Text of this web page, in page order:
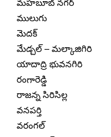
మహబూబ్ నగర్
ములుగు
మెదక్
మేడ్చల్ – మల్కాజిగిరి
యాదాద్రి భువనగిరి
రంగారెడ్డి
రాజన్న సిరిసిల్ల
వనపర్తి
వరంగల్